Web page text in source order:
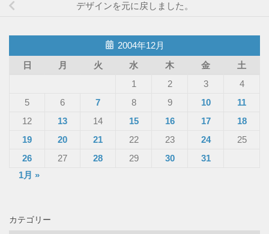
デザインを元に戻しました。
2004年12月
日
月 火 水 木 金
土
1
2 3
4
5
6 7 8 9 10
11
12
13 14 15 16 17
18
19
20 21 22 23 24
25
26
27 28 29 30
31
1月 »
カテゴリー